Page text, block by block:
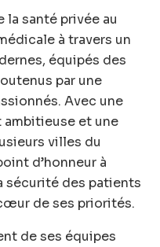
santé privée au
à travers un
équipés des
par une
Avec une
et une
villes du
d’honneur à
sécurité des patients
de ses priorités.
de ses équipes